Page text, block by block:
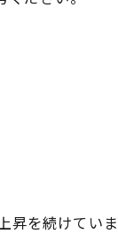
を続けてい